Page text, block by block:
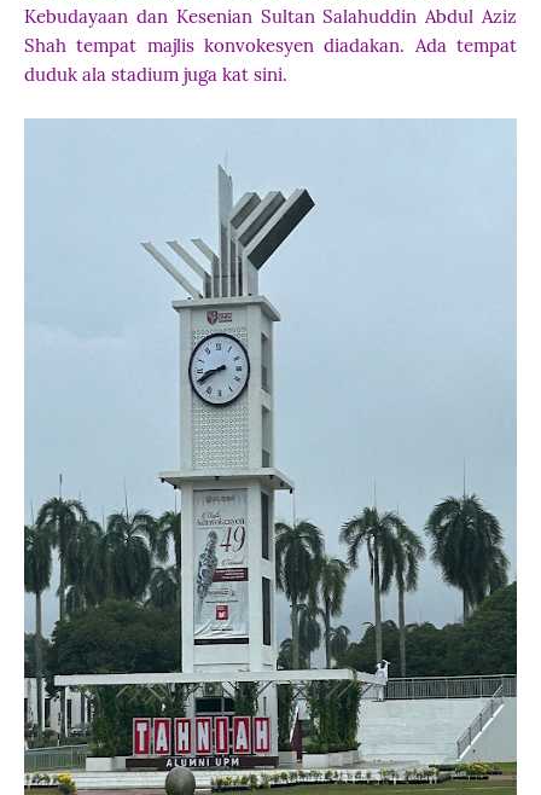
Kebudayaan dan Kesenian Sultan Salahuddin Abdul Aziz
Shah tempat majlis konvokesyen diadakan. Ada tempat
duduk ala stadium juga kat sini.